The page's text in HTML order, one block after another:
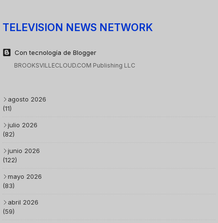
TELEVISION NEWS NETWORK
Con tecnología de Blogger
BROOKSVILLECLOUD.COM Publishing LLC
agosto 2026
(11)
julio 2026
(82)
junio 2026
(122)
mayo 2026
(83)
abril 2026
(59)